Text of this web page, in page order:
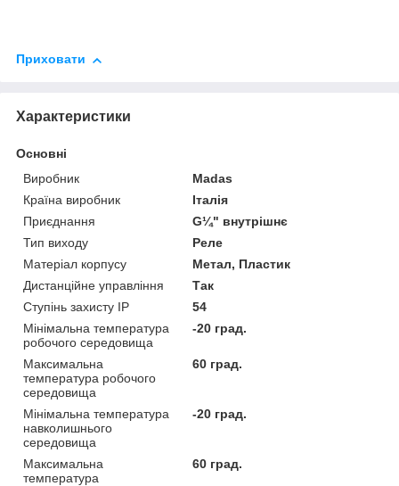
Приховати
Характеристики
Основні
Виробник
Madas
Країна виробник
Італія
Приєднання
G¼" внутрішнє
Тип виходу
Реле
Матеріал корпусу
Метал, Пластик
Дистанційне управління
Так
Ступінь захисту IP
54
Мінімальна температура
робочого середовища
-20 град.
Максимальна
температура робочого
середовища
60 град.
Мінімальна температура
навколишнього
середовища
-20 град.
Максимальна
температура
60 град.